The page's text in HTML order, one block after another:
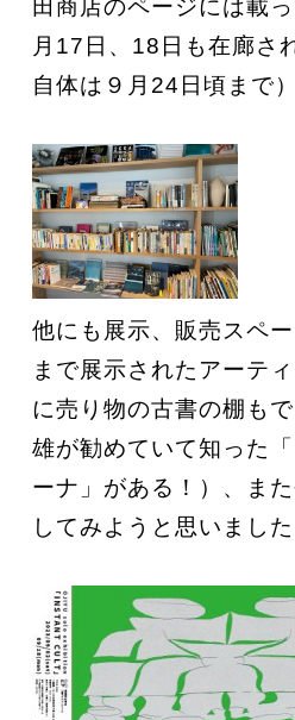
田商店のページには載
月17日、18日も在廊さ
自体は９月24日頃まで）
他にも展示、販売スペ
まで展示されたアーテ
に売り物の古書の棚も
雄が勧めていて知った
ーナ」がある！）、ま
してみようと思いました